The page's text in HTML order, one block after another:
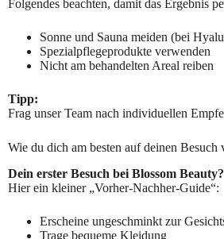
Folgendes beachten, damit das Ergebnis
Sonne und Sauna meiden (bei
Spezialpflegeprodukte verwenden
Nicht am behandelten Areal reiben
Tipp:
Frag unser Team nach individuellen
Wie du dich am besten auf deinen Besuch
Dein erster Besuch bei Blossom Beauty?
Hier ein kleiner „Vorher-Nachher-Guide“:
Erscheine ungeschminkt zur
Trage bequeme Kleidung